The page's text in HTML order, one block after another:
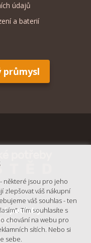
údajů
a baterií
průmysl
potřeby
s.r.o.
některé jsou pro jeho
zlepšovat váš nákupní
váš souhlas - ten
Tím souhlasíte s
chování na webu pro
sítích. Nebo si
sebe.